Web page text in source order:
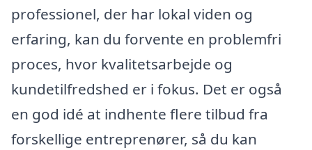
professionel, der har lokal viden og
erfaring, kan du forvente en problemfri
proces, hvor kvalitetsarbejde og
kundetilfredshed er i fokus. Det er også
en god idé at indhente flere tilbud fra
forskellige entreprenører, så du kan